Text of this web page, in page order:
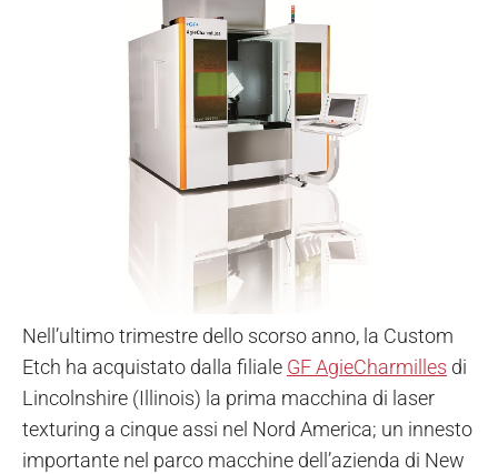
Nell’ultimo trimestre dello scorso anno, la Custom
Etch ha acquistato dalla filiale GF AgieCharmilles di
Lincolnshire (Illinois) la prima macchina di laser
texturing a cinque assi nel Nord America; un innesto
importante nel parco macchine dell’azienda di New